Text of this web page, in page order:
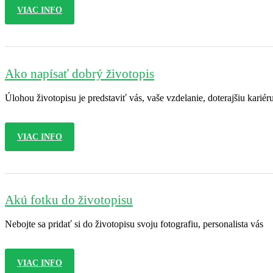
VIAC INFO
Ako napísať dobrý životopis
Úlohou životopisu je predstaviť vás, vaše vzdelanie, doterajšiu
VIAC INFO
Akú fotku do životopisu
Nebojte sa pridať si do životopisu svoju fotografiu, personalista vás
VIAC INFO